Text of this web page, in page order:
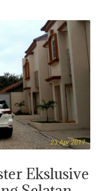
Ekslusive